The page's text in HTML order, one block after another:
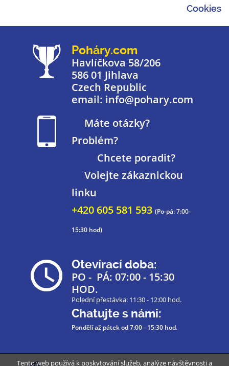
Cookies
Poháry.com
Havlíčkova 58/206
586 01 Jihlava
Czech Republic
email: info@pohary.com
Máte otázky?
Problém?
Chcete poradit?
Volejte zákaznickou
linku
+420 605 581 593 (Po-pá: 7:00-
15:30 hod)
Otevírací doba:
PO - PÁ: 07:00 - 15:30
HOD.
Polední přestávka: 11:30 - 12:00 hod.
Chatujte s námi:
Pondělí až pátekod 7:00 - 15:30 hod.
Tento web používá k poskytování služeb, analýze návštěvnosti a